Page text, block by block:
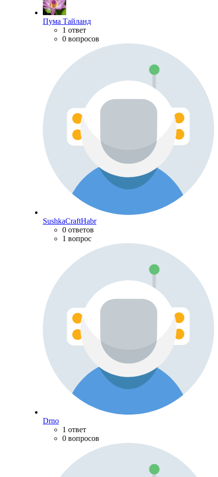
Пума Тайланд
1 ответ
0 вопросов
SushkaCraftHabr
0 ответов
1 вопрос
Drno
1 ответ
0 вопросов